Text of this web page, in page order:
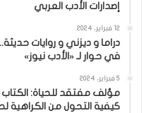
إصدارات الأدب العربي
12 فبراير، 2024
دراما و ديزني و روايات
في حوار لـ «الأدب نيوز»
5 فبراير، 2024
مؤلف مفتقد للحياة: الكتاب
كيفية التحول من الكراهية